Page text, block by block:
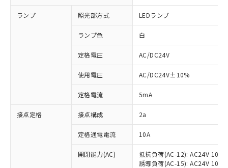
ランプ 照光部方式 LEDランプ
ランプ色 白
定格電圧 AC/DC24V
使用電圧 AC/DC24V±10%
定格電流 5mA
接点定格 接点構成 2a
定格通電電流 10A
開閉能力(AC)
抵抗負荷(AC-12): AC24V 10A/
誘導負荷(AC-15): AC24V
ご利用条件
以下の条件をお読みいただき、同意のうえ
対応済み：EU RoHS指令（10物質）の
非含有に対応した製品が提供可能な商品で
対応予定：EU RoHS指令（10物質）の非含
有に対応した製品に切り替える予定のある
対応予定なし：EU RoHS指令（10物質）の
非含有に非対応の商品で、対応品を出す予